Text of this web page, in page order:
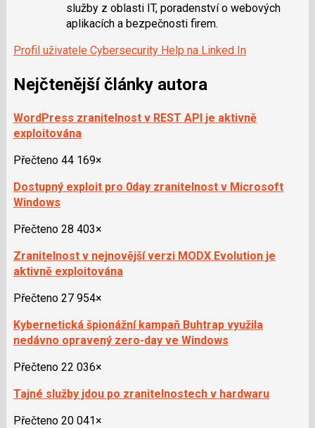
služby z oblasti IT, poradenství o webových
aplikacích a bezpečnosti firem.
Profil uživatele Cybersecurity Help na Linked In
Nejčtenější články autora
WordPress zranitelnost v REST API je aktivně
exploitována
Přečteno 44 169×
Dostupný exploit pro 0day zranitelnost v Microsoft
Windows
Přečteno 28 403×
Zranitelnost v nejnovější verzi MODX Evolution je
aktivně exploitována
Přečteno 27 954×
Kybernetická špionážní kampaň Buhtrap využila
nedávno opravený zero-day ve Windows
Přečteno 22 036×
Tajné služby jdou po zranitelnostech v hardwaru
Přečteno 20 041×